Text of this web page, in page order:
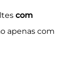
com
apenas com